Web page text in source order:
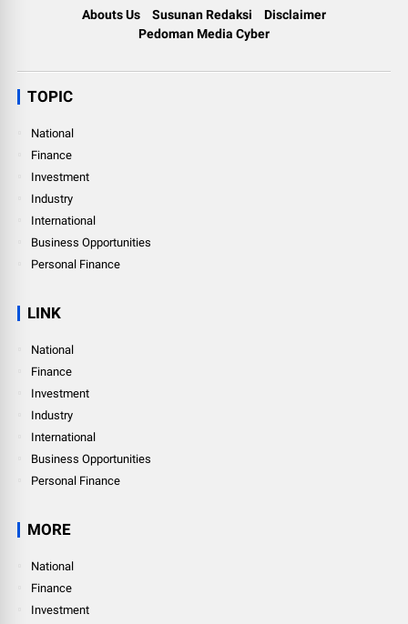
Abouts Us Susunan Redaksi
Disclaimer
Pedoman Media Cyber
TOPIC
National
Finance
Investment
Industry
International
Business Opportunities
Personal Finance
LINK
National
Finance
Investment
Industry
International
Business Opportunities
Personal Finance
MORE
National
Finance
Investment